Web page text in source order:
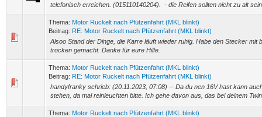
telefonisch erreichen. (015110140204). - die Reifen sollten nicht zu alt
Thema: Motor Ruckelt nach Pfützenfahrt (MKL blinkt)
Beitrag: RE: Motor Ruckelt nach Pfützenfahrt (MKL blinkt)
Alsoo Stand der Dinge, die Karre läuft wieder ruhig. Habe den Stecker mit
trocken gemacht. Danke für eure Hilfe.
Thema: Motor Ruckelt nach Pfützenfahrt (MKL blinkt)
Beitrag: RE: Motor Ruckelt nach Pfützenfahrt (MKL blinkt)
handyfranky schrieb: (20.11.2023, 07:08) -- Da du nen 16V hast kann
stehen, da mal reinleuchten bitte. Ich gehe davon aus, das bei deinem
Thema: Motor Ruckelt nach Pfützenfahrt (MKL blinkt)